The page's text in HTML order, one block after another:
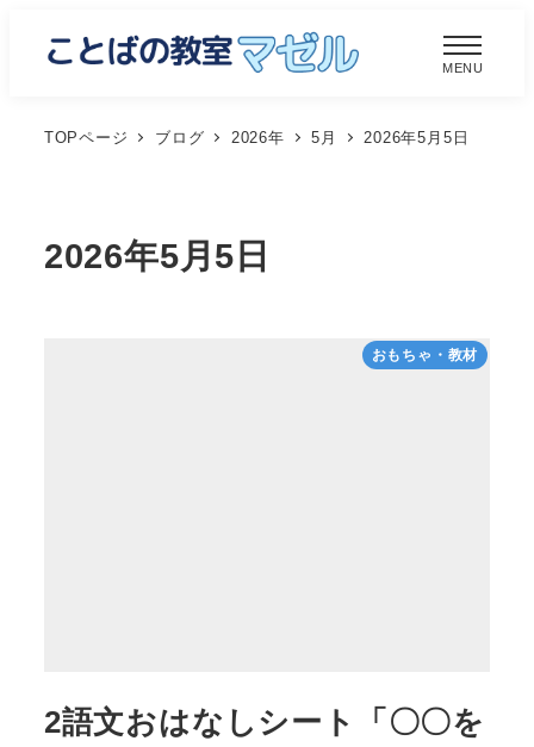
MENU
TOPページ ブログ 2026年 5月 2026年5月5日
2026年5月5日
おもちゃ・教材
2語文おはなしシート「〇〇を